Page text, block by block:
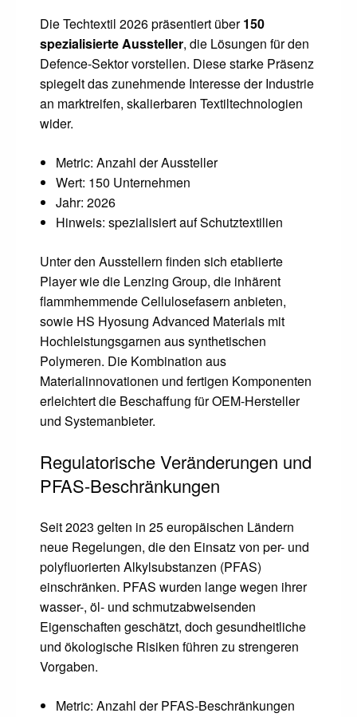
Die Techtextil 2026 präsentiert über150
spezialisierte Aussteller, die Lösungen für den
Defence-Sektor vorstellen. Diese starke Präsenz
spiegelt das zunehmende Interesse der Industrie
an marktreifen, skalierbaren Textiltechnologien
wider.
Metric: Anzahl der Aussteller
Wert: 150 Unternehmen
Jahr: 2026
Hinweis: spezialisiert auf Schutztextilien
Unter den Ausstellern finden sich etablierte
Player wie die Lenzing Group, die inhärent
flammhemmende Cellulosefasern anbieten,
sowie HS Hyosung Advanced Materials mit
Hochleistungsgarnen aus synthetischen
Polymeren. Die Kombination aus
Materialinnovationen und fertigen Komponenten
erleichtert die Beschaffung für OEM-Hersteller
und Systemanbieter.
Regulatorische Veränderungen und
PFAS-Beschränkungen
Seit 2023 gelten in 25 europäischen Ländern
neue Regelungen, die den Einsatz von per- und
polyfluorierten Alkylsubstanzen (PFAS)
einschränken. PFAS wurden lange wegen ihrer
wasser-, öl- und schmutzabweisenden
Eigenschaften geschätzt, doch gesundheitliche
und ökologische Risiken führen zu strengeren
Vorgaben.
Metric: Anzahl der PFAS-Beschränkungen